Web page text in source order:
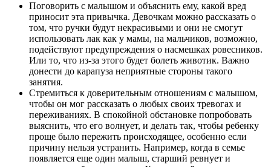
Поговорить с малышом и объяснить ему, какой вред
приносит эта привычка. Девочкам можно рассказать о
том, что ручки будут некрасивыми и они не смогут
использовать лак как у мамы, на мальчиков, возможно,
подействуют предупреждения о насмешках ровесников.
Или то, что из-за этого будет болеть животик. Важно
донести до карапуза неприятные стороны такого
занятия.
Стремиться к доверительным отношениям с малышом,
чтобы он мог рассказать о любых своих тревогах и
переживаниях. В спокойной обстановке попробовать
выяснить, что его волнует, и делать так, чтобы ребенку
проще было пережить происходящее, особенно если
причину нельзя устранить. Например, когда в семье
появляется еще один малыш, старший ревнует и